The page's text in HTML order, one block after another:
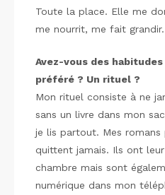
Toute la place. Elle me
me nourrit, me fait grandir.
Avez-vous des
préféré ? Un rituel ?
Mon rituel consiste à ne
sans un livre dans mon
je lis partout. Mes romans
quittent jamais. Ils ont
chambre mais sont
numérique dans mon